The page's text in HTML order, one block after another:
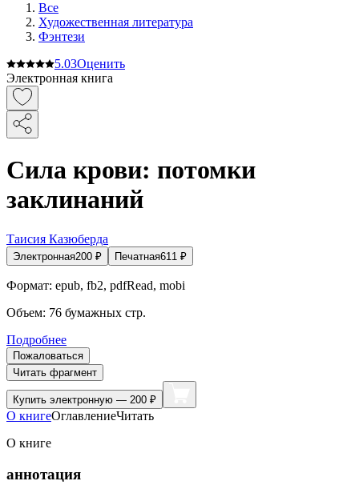
Все
Художественная литература
Фэнтези
5.03Оценить
Электронная книга
Сила крови: потомки
заклинаний
Таисия Казюберда
Электронная200 ₽ Печатная611 ₽
Формат: epub, fb2, pdfRead, mobi
Объем: 76 бумажных стр.
Подробнее
Пожаловаться
Читать фрагмент
Купить электронную — 200 ₽
О книгеОглавлениеЧитать
О книге
аннотация